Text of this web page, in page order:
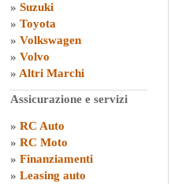
» Suzuki
» Toyota
» Volkswagen
» Volvo
» Altri Marchi
Assicurazione e servizi
» RC Auto
» RC Moto
» Finanziamenti
» Leasing auto